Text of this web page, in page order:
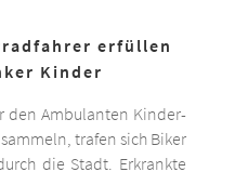
erfüllen
Kinder
den Ambulanten Kinder-
trafen sich Biker
die Stadt. Erkrankte